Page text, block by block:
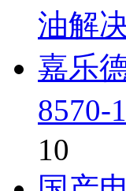
油解
嘉乐
8570-
10